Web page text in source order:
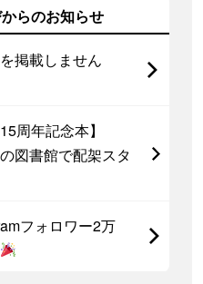
らのお知らせ
掲載しません
周年記念本】
図書館で配架スタ
フォロワー2万